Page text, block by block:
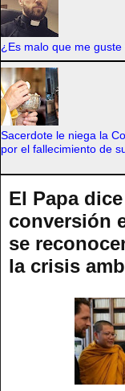
¿Es malo que me
Sacerdote le niega la
por el fallecimiento de
El Papa
conversión
se
la crisis